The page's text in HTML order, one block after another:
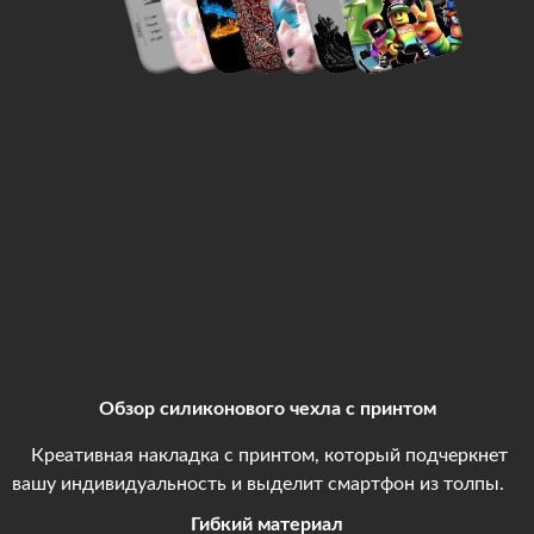
Обзор силиконового чехла с принтом
Креативная накладка с принтом, который подчеркнет
вашу индивидуальность и выделит смартфон из толпы.
Гибкий материал